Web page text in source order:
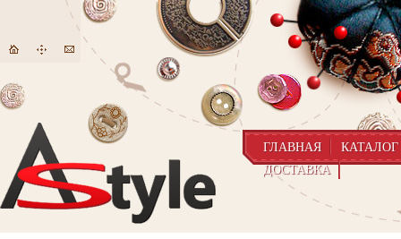
ГЛАВНАЯ
КАТАЛОГ
ДОСТАВКА